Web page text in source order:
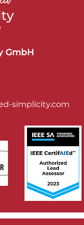
GmbH
simplicity.com